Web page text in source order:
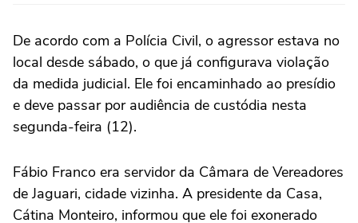
De acordo com a Polícia Civil, o agressor estava no
local desde sábado, o que já configurava violação
da medida judicial. Ele foi encaminhado ao presídio
e deve passar por audiência de custódia nesta
segunda-feira (12).
Fábio Franco era servidor da Câmara de Vereadores
de Jaguari, cidade vizinha. A presidente da Casa,
Cátina Monteiro, informou que ele foi exonerado